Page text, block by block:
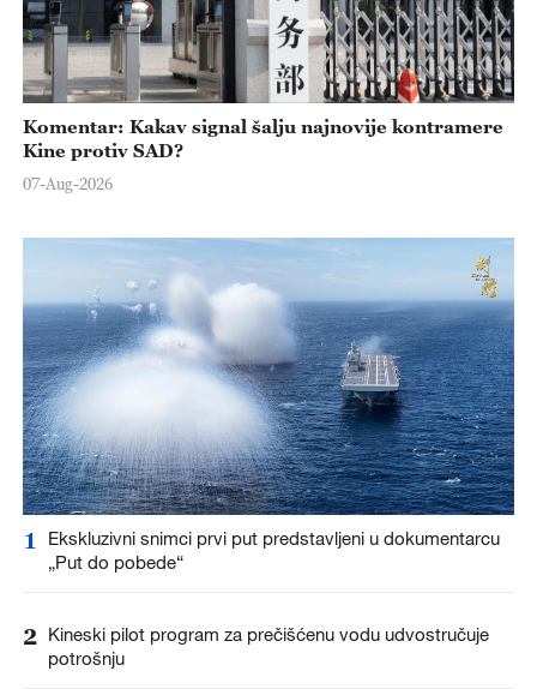
Komentar: Kakav signal šalju najnovije kontramere
Kine protiv SAD?
07-Aug-2026
1
Ekskluzivni snimci prvi put predstavljeni u dokumentarcu
„Put do pobede“
2 Kineski pilot program za prečišćenu vodu udvostručuje
potrošnju